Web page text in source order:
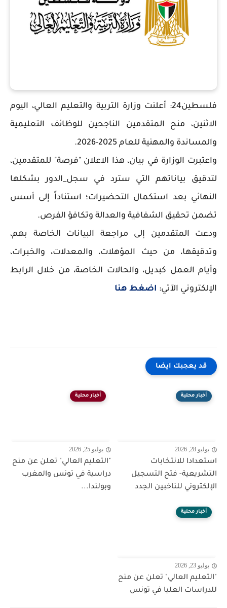
فلسطين24: أعلنت وزارة التربية والتعليم العالي، اليوم
الاثنين، منح المتقدمين الناجحين للوظائف التعليمية
والمساندة والمهنية للعام 2025-2026.
واعتبرت الوزارة في بيان، هذا الاعلان "فرصة" للمتقدمين،
لتدقيق بياناتهم التي سترد في سجل_الدور بشكلها
النهائي بعد استكمال التحضيرات؛ استناداً إلى أسس
تضمن تحقيق الشفافية والعدالة وتكافؤ الفرص.
ودعت المتقدمين إلى مراجعة البيانات الخاصة بهم،
وتدقيقها، من حيث المؤهلات، والمعدلات، والخبرات،
وأيام العمل كبديل، والحالات الخاصة، من خلال الرابط
الإلكتروني الآتي: اضغط هنا
قد يعجبك ايضا
أخبار محلية
يوليو 28, 2026
استعدادا للانتخابات
التشريعية- فتح التسجيل
الإلكتروني للناخبين الجدد
أخبار محلية
يوليو 25, 2026
"التعليم العالي" تعلن عن منح
دراسية في تونس والمغرب
وبولندا...
أخبار محلية
يوليو 23, 2026
"التعليم العالي" تعلن عن منح
للدراسات العليا في تونس